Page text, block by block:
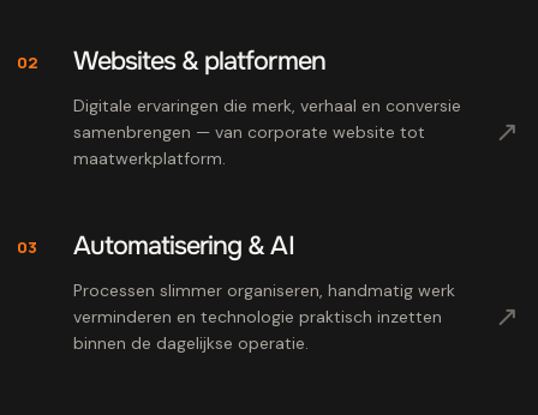
02 Websites & platformen
Digitale ervaringen die merk, verhaal en conversie
samenbrengen — van corporate website tot
maatwerkplatform.
↗
03 Automatisering & AI
Processen slimmer organiseren, handmatig werk
verminderen en technologie praktisch inzetten
binnen de dagelijkse operatie.
↗